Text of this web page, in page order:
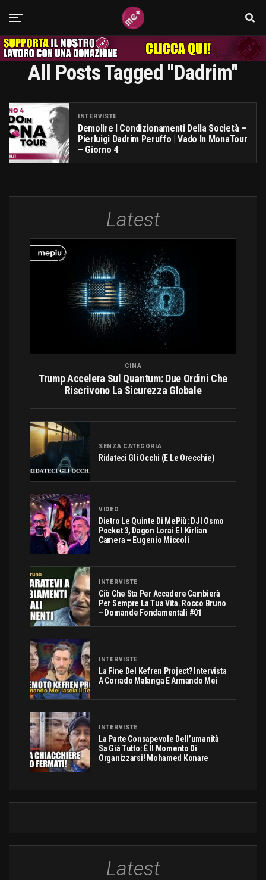
All Posts Tagged "Dadrim"
INTERVISTE
Demolire I Condizionamenti Della Società –
Pierluigi Dadrim Peruffo | Vado In MonaTour
– Giorno 4
Latest
CINA
Trump Accelera Sul Quantum: Due Ordini Che
Riscrivono La Sicurezza Globale
SENZA CATEGORIA
Ridateci Gli Occhi (e Le Orecchie)
VIDEO
Dietro Le Quinte Di MePiù: DJI Osmo
Pocket 3, Dagon Lorai E I Kirlian
Camera – Eugenio Miccoli
INTERVISTE
Ciò Che Sta Per Accadere Cambierà
Per Sempre La Tua Vita. Rocco Bruno
– Domande Fondamentali #01
INTERVISTE
La Fine Del Kefren Project? Intervista
A Corrado Malanga E Armando Mei
INTERVISTE
La Parte Consapevole Dell’umanità
Sa Già Tutto: È Il Momento Di
Organizzarsi! Mohamed Konare
Latest